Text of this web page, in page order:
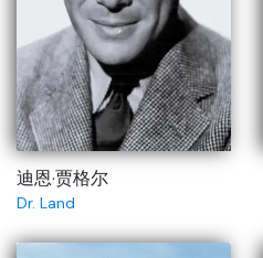
迪恩·贾格尔
Dr. Land